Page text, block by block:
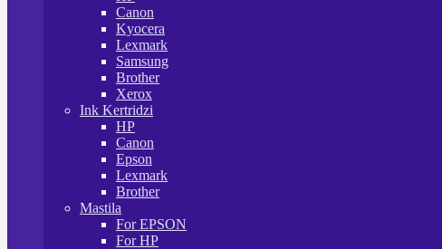
Canon
Kyocera
Lexmark
Samsung
Brother
Xerox
Ink Kertridzi
HP
Canon
Epson
Lexmark
Brother
Mastila
For EPSON
For HP